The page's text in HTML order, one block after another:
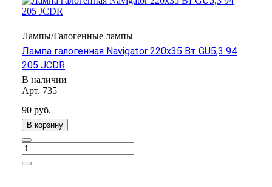
Лампы/Галогенные лампы
Лампа галогенная Navigator 220х35 Вт GU5,3 94
205 JCDR
В наличии
Арт. 735
90 руб.
В корзину